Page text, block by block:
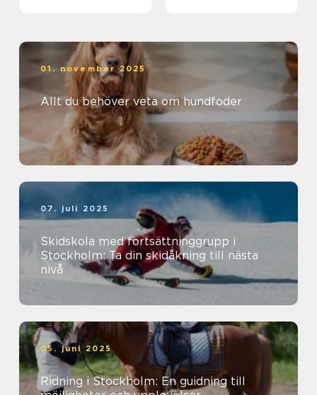
01. november 2025
Allt du behöver veta om hundfoder
07. juli 2025
Skidskola med fortsättninggrupp i
Stockholm: Ta din skidåkning till nästa
nivå
05. juni 2025
Ridning i Stockholm: En guidning till